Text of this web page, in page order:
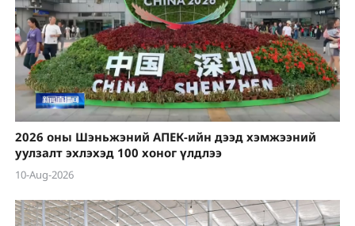
2026 оны Шэньжэний АПЕК-ийн дээд хэмжээний
уулзалт эхлэхэд 100 хоног үлдлээ
10-Aug-2026